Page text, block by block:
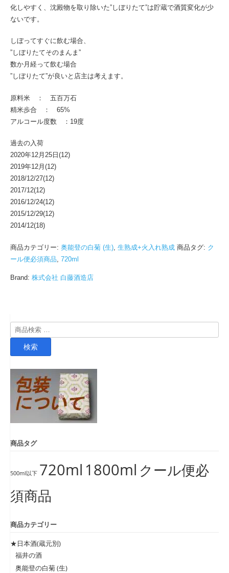
化しやすく、沈殿物を取り除いた”しぼりたて”は貯蔵で酒質変化が少
ないです。
しぼってすぐに飲む場合、
”しぼりたてそのまんま”
数か月経って飲む場合
”しぼりたて”が良いと店主は考えます。
原料米 ： 五百万石
精米歩合 ： 65%
アルコール度数 ：19度
過去の入荷
2020年12月25日(12)
2019年12月(12)
2018/12/27(12)
2017/12(12)
2016/12/24(12)
2015/12/29(12)
2014/12(18)
商品カテゴリー: 奥能登の白菊 (生) 生熟成+火入れ熟成 商品タグ: ク
ール便必須商品 720ml
Brand: 株式会社 白藤酒造店
検
索
検索
商品タグ
500ml以下 720ml 1800ml クール便必
須商品
商品カテゴリー
★日本酒(蔵元別)
福井の酒
奥能登の白菊 (生)